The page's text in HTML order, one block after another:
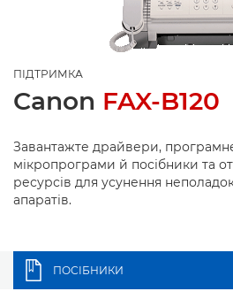
ПІДТРИМКА
Canon FAX-B120
Завантажте драйвери,
мікропрограми й посібники та
ресурсів для усунення
апаратів.
ПОСІБНИКИ